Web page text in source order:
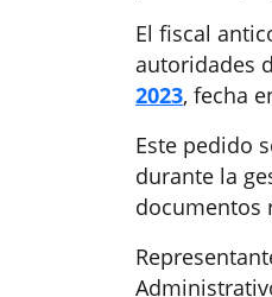
El fiscal
autoridades
2023, fecha
Este pedido
durante la
documentos